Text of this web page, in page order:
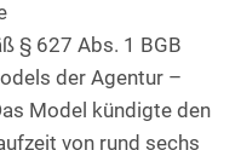
§ 627 Abs. 1 BGB
der Agentur –
Model kündigte den
von rund sechs